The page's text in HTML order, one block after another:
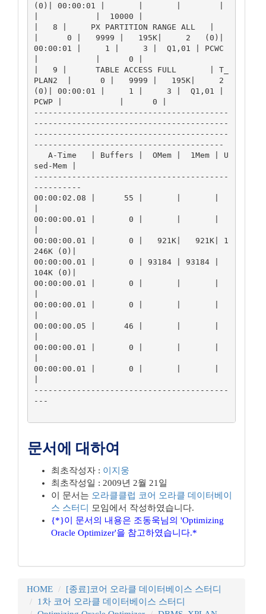
(0)| 00:00:01 |       |       |        |
|            |  10000 |
|   8 |     PX PARTITION RANGE ALL   |
|      0 |   9999 |   195K|     2   (0)|
00:00:01 |     1 |     3 |  Q1,01 | PCWC
|            |      0 |
|   9 |      TABLE ACCESS FULL       | T_
PLAN2  |      0 |   9999 |   195K|     2
(0)| 00:00:01 |     1 |     3 |  Q1,01 |
PCWP |            |      0 |
-----------------------------------------
-----------------------------------------
-----------------------------------------
----------------------------------------
sed-Mem |
-----------------------------------------
----------
00:00:02.08 |      55 |       |       |
00:00:00.01 |       0 |       |       |
00:00:00.01 |       0 |   921K|   921K| 1
246K (0)|
00:00:00.01 |       0 | 93184 | 93184 |
104K (0)|
00:00:00.01 |       0 |       |       |
00:00:00.01 |       0 |       |       |
00:00:00.05 |      46 |       |       |
00:00:00.01 |       0 |       |       |
00:00:00.01 |       0 |       |       |
-----------------------------------------
---
문서에 대하여
최초작성자 : 이지웅
최초작성일 : 2009년 2월 21일
이 문서는 오라클클럽 코어 오라클 데이터베이
스 스터디
모임에서 작성하였습니다.
{*}이 문서의 내용은 조동욱님의 'Optimizing
Oracle Optimizer'을 참고하였습니다.*
HOME
[종료]코어 오라클 데이터베이스 스터디
1차 코어 오라클 데이터베이스 스터디